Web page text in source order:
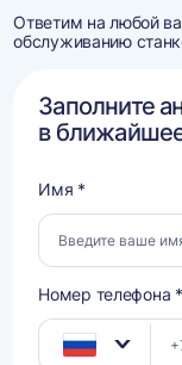
Ответим на любой
обслуживанию
Заполните
в
Имя *
Номер телефона *